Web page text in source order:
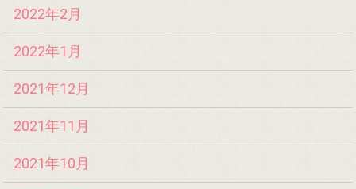
2022年2月
2022年1月
2021年12月
2021年11月
2021年10月